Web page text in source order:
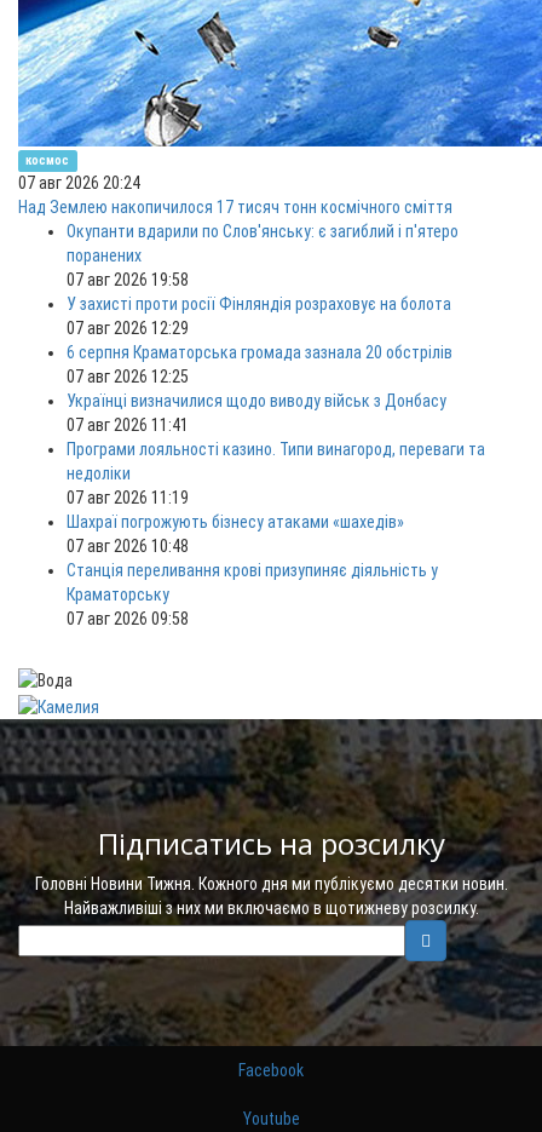
космос
07 авг 2026 20:24
Над Землею накопичилося 17 тисяч тонн космічного сміття
Окупанти вдарили по Слов'янську: є загиблий і п'ятеро
поранених
07 авг 2026 19:58
У захисті проти росії Фінляндія розраховує на болота
07 авг 2026 12:29
6 серпня Краматорська громада зазнала 20 обстрілів
07 авг 2026 12:25
Українці визначилися щодо виводу військ з Донбасу
07 авг 2026 11:41
Програми лояльності казино. Типи винагород, переваги та
недоліки
07 авг 2026 11:19
Шахраї погрожують бізнесу атаками «шахедів»
07 авг 2026 10:48
Станція переливання крові призупиняє діяльність у
Краматорську
07 авг 2026 09:58
Підписатись на розсилку
Головні Новини Тижня. Кожного дня ми публікуємо десятки новин.
Найважливіші з них ми включаємо в щотижневу розсилку.
Facebook
Youtube